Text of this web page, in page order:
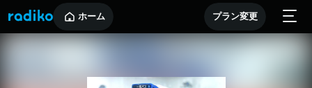
ホーム プラン変更